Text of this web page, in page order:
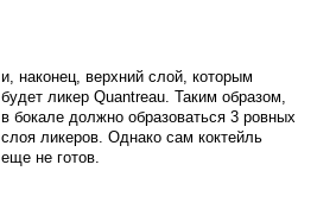
и, наконец, верхний слой, которым
будет ликер Quantreau. Таким образом,
в бокале должно образоваться 3 ровных
слоя ликеров. Однако сам коктейль
еще не готов.